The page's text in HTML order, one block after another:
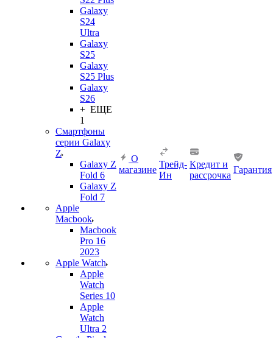
Galaxy
S24
Ultra
Galaxy
S25
Galaxy
S25 Plus
Galaxy
S26
+ ЕЩЕ
1
Смартфоны
серии Galaxy
Z
Galaxy Z
Fold 6
Galaxy Z
Fold 7
Apple
Macbook
Macbook
Pro 16
2023
Apple Watch
Apple
Watch
Series 10
Apple
Watch
Ultra 2
О
магазине
Трейд-
Ин
Кредит и
рассрочка
Гарантия